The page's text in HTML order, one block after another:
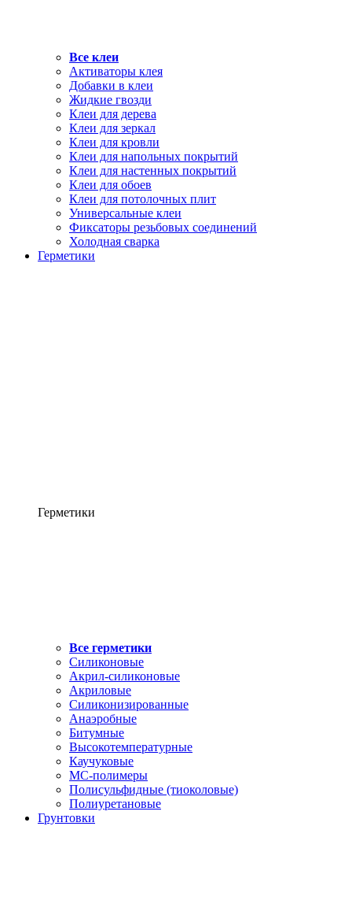
Все клеи
Активаторы клея
Добавки в клеи
Жидкие гвозди
Клеи для дерева
Клеи для зеркал
Клеи для кровли
Клеи для напольных покрытий
Клеи для настенных покрытий
Клеи для обоев
Клеи для потолочных плит
Универсальные клеи
Фиксаторы резьбовых соединений
Холодная сварка
Герметики
Герметики
Все герметики
Силиконовые
Акрил-силиконовые
Акриловые
Силиконизированные
Анаэробные
Битумные
Высокотемпературные
Каучуковые
МС-полимеры
Полисульфидные (тиоколовые)
Полиуретановые
Грунтовки